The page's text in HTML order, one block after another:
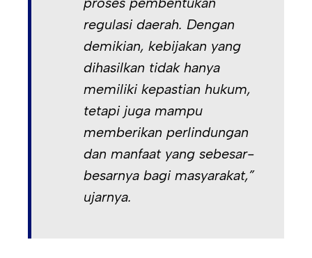
regulasi daerah. Dengan
demikian, kebijakan yang
dihasilkan tidak hanya
memiliki kepastian hukum,
tetapi juga mampu
memberikan perlindungan
dan manfaat yang sebesar-
besarnya bagi masyarakat,”
ujarnya.